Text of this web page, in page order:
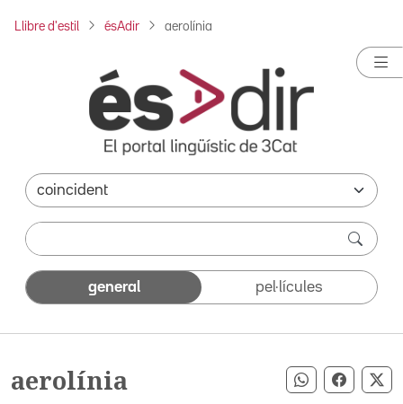
Llibre d'estil ésAdir aerolínia
general pel·lícules
aerolínia Compartir